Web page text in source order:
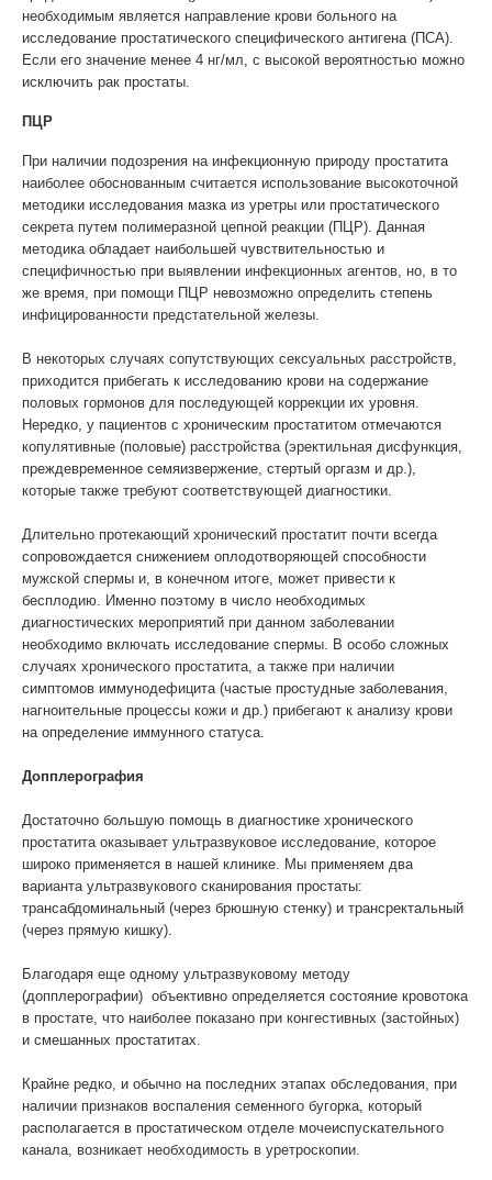
необходимым является направление крови больного на
исследование простатического специфического антигена (ПСА).
Если его значение менее 4 нг/мл, с высокой вероятностью можно
исключить рак простаты.
ПЦР
При наличии подозрения на инфекционную природу простатита
наиболее обоснованным считается использование высокоточной
методики исследования мазка из уретры или простатического
секрета путем полимеразной цепной реакции (ПЦР). Данная
методика обладает наибольшей чувствительностью и
специфичностью при выявлении инфекционных агентов, но, в то
же время, при помощи ПЦР невозможно определить степень
инфицированности предстательной железы.
В некоторых случаях сопутствующих сексуальных расстройств,
приходится прибегать к исследованию крови на содержание
половых гормонов для последующей коррекции их уровня.
Нередко, у пациентов с хроническим простатитом отмечаются
копулятивные (половые) расстройства (эректильная дисфункция,
преждевременное семяизвержение, стертый оргазм и др.),
которые также требуют соответствующей диагностики.
Длительно протекающий хронический простатит почти всегда
сопровождается снижением оплодотворяющей способности
мужской спермы и, в конечном итоге, может привести к
бесплодию. Именно поэтому в число необходимых
диагностических мероприятий при данном заболевании
необходимо включать исследование спермы. В особо сложных
случаях хронического простатита, а также при наличии
симптомов иммунодефицита (частые простудные заболевания,
нагноительные процессы кожи и др.) прибегают к анализу крови
на определение иммунного статуса.
Допплерография
Достаточно большую помощь в диагностике хронического
простатита оказывает ультразвуковое исследование, которое
широко применяется в нашей клинике. Мы применяем два
варианта ультразвукового сканирования простаты:
трансабдоминальный (через брюшную стенку) и трансректальный
(через прямую кишку).
Благодаря еще одному ультразвуковому методу
(допплерографии) объективно определяется состояние кровотока
в простате, что наиболее показано при конгестивных (застойных)
и смешанных простатитах.
Крайне редко, и обычно на последних этапах обследования, при
наличии признаков воспаления семенного бугорка, который
располагается в простатическом отделе мочеиспускательного
канала, возникает необходимость в уретроскопии.